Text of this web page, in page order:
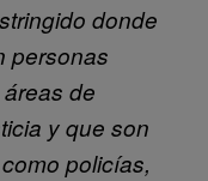
donde
personas
de
y que son
policías,